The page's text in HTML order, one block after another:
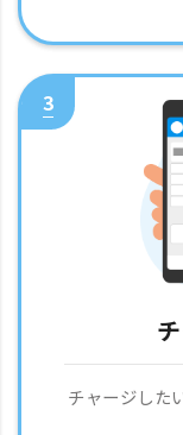
3
チャージした